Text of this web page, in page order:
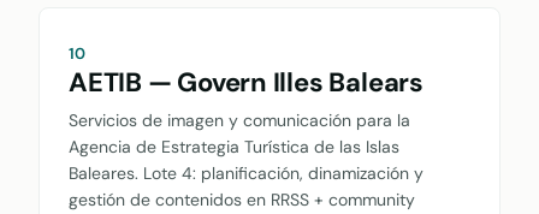
10
AETIB — Govern Illes Balears
Servicios de imagen y comunicación para la
Agencia de Estrategia Turística de las Islas
Baleares. Lote 4: planificación, dinamización y
gestión de contenidos en RRSS + community